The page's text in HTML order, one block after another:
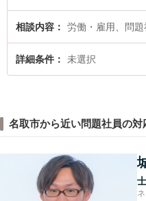
相談内容 労働・雇用、問
詳細条件 未選択
名取市から近い問題社員の対
士